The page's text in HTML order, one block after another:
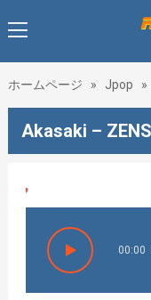
ホームページ » Jpop »
Akasaki –
00:00